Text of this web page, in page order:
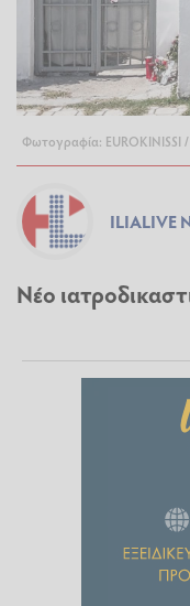
Φωτογραφία:
ILIALIVE
Νέο